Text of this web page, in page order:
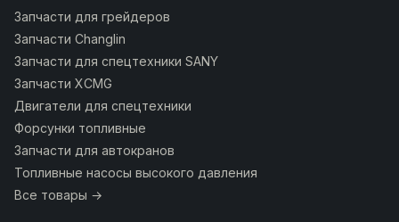
Запчасти для грейдеров
Запчасти Changlin
Запчасти для спецтехники SANY
Запчасти XCMG
Двигатели для спецтехники
Форсунки топливные
Запчасти для автокранов
Топливные насосы высокого давления
Все товары →